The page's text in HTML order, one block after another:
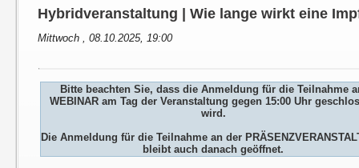
Hybridveranstaltung | Wie lange wirkt eine
Mittwoch , 08.10.2025, 19:00
Bitte beachten Sie, dass die Anmeldung für die Teilnahme
WEBINAR am Tag der Veranstaltung gegen 15:00 Uhr
wird.
Die Anmeldung für die Teilnahme an der
bleibt auch danach geöffnet.